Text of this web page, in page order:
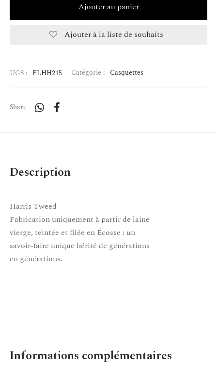
Ajouter au panier
Ajouter à la liste de souhaits
UGS : FLHH215 Catégorie : Casquettes
Share
Description
Harris Tweed
Fabrication uniquement à partir de laine
vierge, teintée et filée en Écosse : un
savoir-faire unique hérité de générations
en générations.
Informations complémentaires